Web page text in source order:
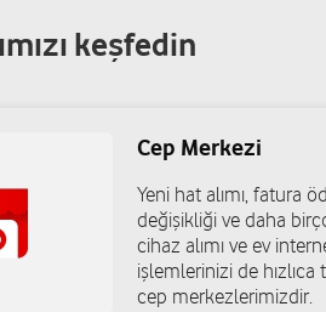
Onur Aktaş Engelsiz mağaza
Bilişim Elektronik Isıtma Ve
İnş. Paz. İth. İhr. Gıda Tur. San.
keşfedin
Cep Merkezi
Yeni hat alımı, fatura
değişikliği ve daha
cihaz alımı ve ev
işlemlerinizi de
cep merkezlerimizdir.